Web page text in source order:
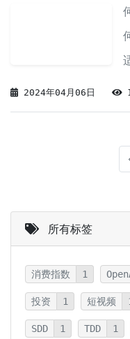
2024年04月06日
所有标签
消费指数 1
投资 1 短视频
SDD 1 TDD 1